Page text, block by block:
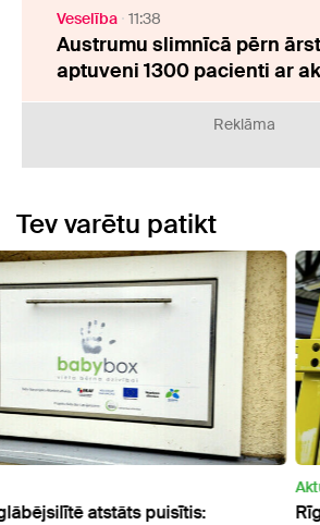
Veselība 11:38
Austrumu slimnīcā pērn
aptuveni 1300 pacienti ar
Reklāma
Tev varētu patikt
Rīgā pa ceturtā stāva logu